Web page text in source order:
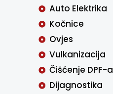
Auto Elektrika
Kočnice
Ovjes
Vulkanizacija
Čišćenje DPF-a
Dijagnostika